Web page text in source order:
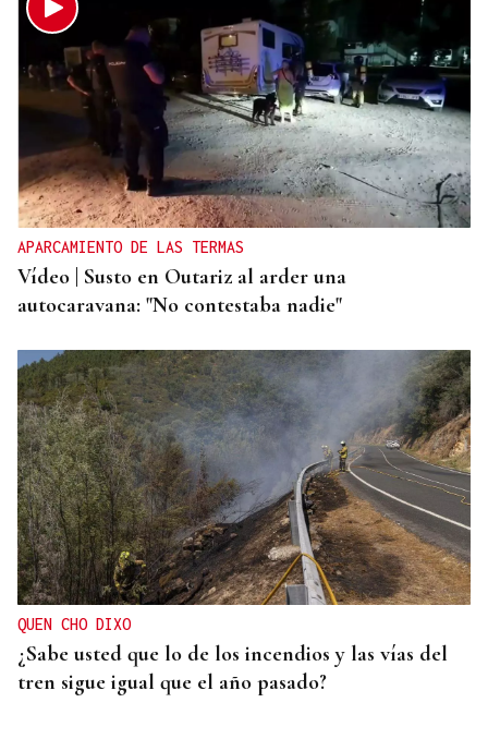
APARCAMIENTO DE LAS TERMAS
Vídeo | Susto en Outariz al arder una
autocaravana: "No contestaba nadie"
QUEN CHO DIXO
¿Sabe usted que lo de los incendios y las vías del
tren sigue igual que el año pasado?